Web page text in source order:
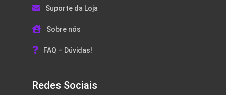
Suporte da Loja
Sobre nós
FAQ – Dúvidas!
Redes Sociais